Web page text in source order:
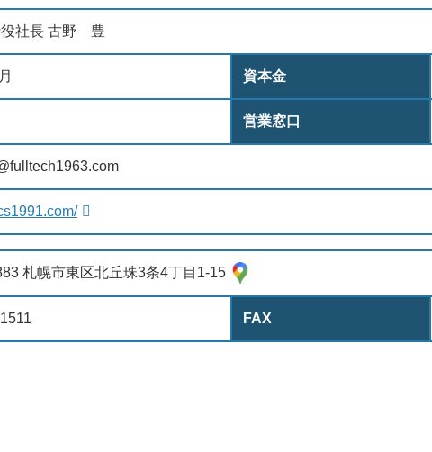
役社長 古野 豊
資本金
営業窓口
札幌市東区北丘珠3条4丁目1-15
FAX